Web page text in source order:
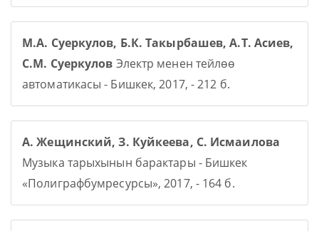
М.А. Суеркулов, Б.К. Такырбашев, А.Т. Асиев,
С.М. Суеркулов Электр менен тейлөө
автоматикасы - Бишкек, 2017, - 212 б.
А. Жещинский, З. Куйкеева, С. Исмаилова
Музыка тарыхынын барактары - Бишкек
«Полиграфбумресурсы», 2017, - 164 б.